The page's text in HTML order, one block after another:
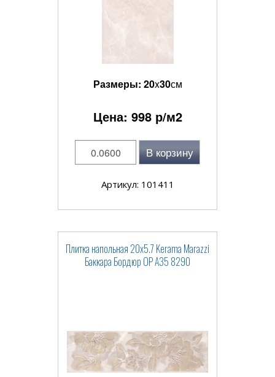
Размеры: 20x30см
Цена: 998р/м2
В корзину
Артикул: 101411
Плитка напольная 20x5.7 Kerama Marazzi
Баккара Бордюр OP A35 8290